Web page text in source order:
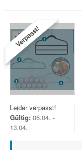
Verpasst!
Leider verpasst!
Gültig: 06.04. -
13.04.